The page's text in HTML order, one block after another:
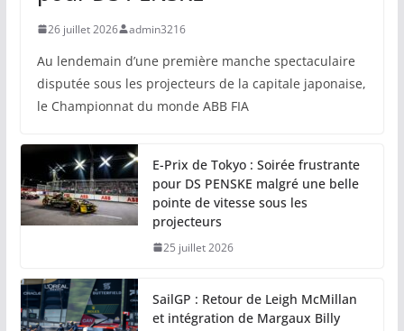
26 juillet 2026 admin3216
Au lendemain d’une première manche spectaculaire
disputée sous les projecteurs de la capitale japonaise,
le Championnat du monde ABB FIA
E-Prix de Tokyo : Soirée frustrante
pour DS PENSKE malgré une belle
pointe de vitesse sous les
projecteurs
25 juillet 2026
SailGP : Retour de Leigh McMillan
et intégration de Margaux Billy